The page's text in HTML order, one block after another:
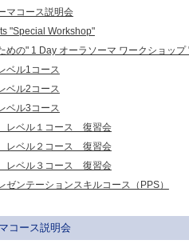
マコース説明会
"Special Workshop"
めの" 1 Day オーラソーマ ワークショップ
ベル1コース
ベル2コース
ベル3コース
レベル１コース 復習会
レベル２コース 復習会
レベル３コース 復習会
ゼンテーションスキルコース（PPS）
コース説明会